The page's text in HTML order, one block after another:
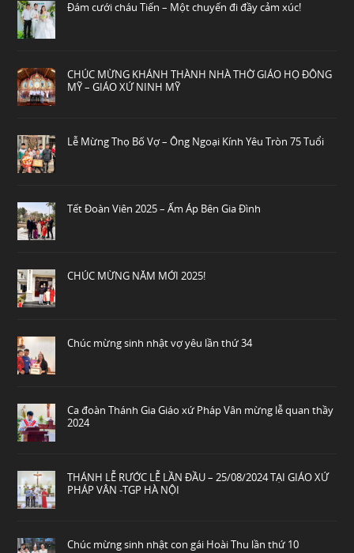
Đám cưới cháu Tiến – Một chuyến đi đầy cảm xúc!
CHÚC MỪNG KHÁNH THÀNH NHÀ THỜ GIÁO HỌ ĐÔNG
MỸ – GIÁO XỨ NINH MỸ
Lễ Mừng Thọ Bố Vợ – Ông Ngoại Kính Yêu Tròn 75 Tuổi
Tết Đoàn Viên 2025 – Ấm Áp Bên Gia Đình
CHÚC MỪNG NĂM MỚI 2025!
Chúc mừng sinh nhật vợ yêu lần thứ 34
Ca đoàn Thánh Gia Giáo xứ Pháp Vân mừng lễ quan thầy
2024
THÁNH LỄ RƯỚC LỄ LẦN ĐẦU – 25/08/2024 TẠI GIÁO XỨ
PHÁP VÂN -TGP HÀ NỘI
Chúc mừng sinh nhật con gái Hoài Thu lần thứ 10